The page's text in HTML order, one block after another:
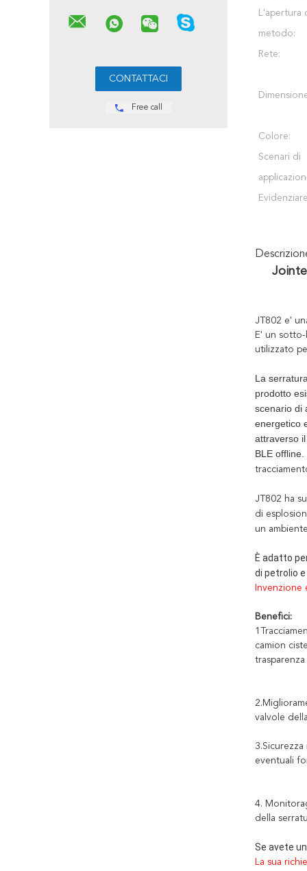
Free call
L'apertura
metodo:
Rete:
Colore:
Scenari di
JT802 e'
E' un
utilizzato
La
prodotto
scenario di
energetico
attraverso
BLE offline.
JT802 ha
di
un
È adatto
di petrolio e
Invenzione
Benefici:
camion
valvole
eventuali
4.
della
Se avete
La sua